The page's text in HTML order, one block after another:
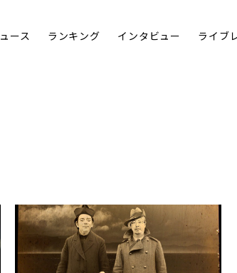
ース ランキング インタビュー ライブ